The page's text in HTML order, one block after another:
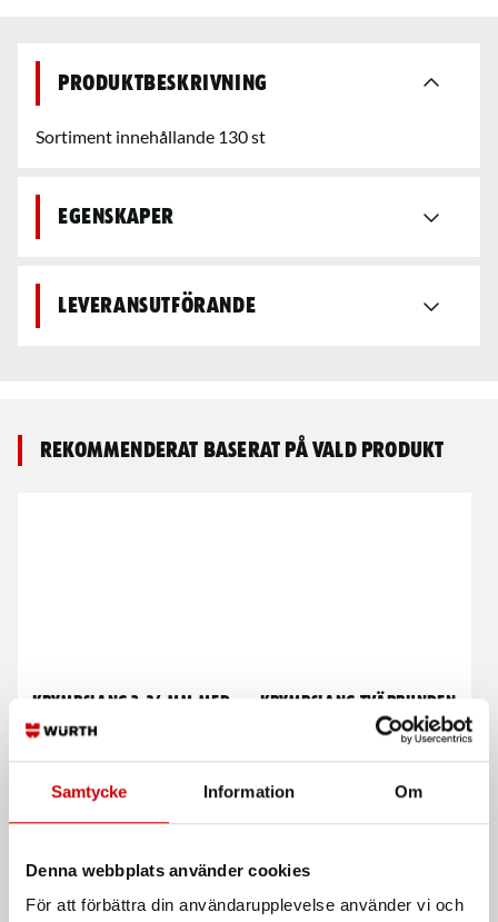
Samtycke Information Om
Denna webbplats använder cookies
För att förbättra din användarupplevelse använder vi och
Produktbeskrivning
Sortiment innehållande 130 st
Egenskaper
Leveransutförande
Rekommenderat baserat på vald produkt
Krympslang 3-24 mm med
Krympslang tvärbunden
Svart